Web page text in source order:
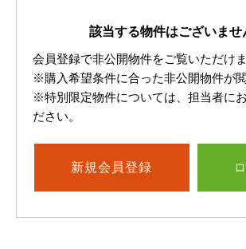
該当する物件はございませ
会員登録で非公開物件をご覧いただけま
※購入希望条件に合った非公開物件が閲
※特別限定物件については、担当者に
ださい。
新規会員登録